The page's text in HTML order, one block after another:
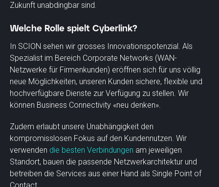
Zukunft unabdingbar sind.
Welche Rolle spielt Cyberlink?
In SCION sehen wir grosses Innovationspotenzial. Als
Spezialist im Bereich Corporate Networks (WAN-
Netzwerke für Firmenkunden) eröffnen sich für uns völlig
neue Möglichkeiten, unseren Kunden sichere, flexible und
hochverfügbare Dienste zur Verfügung zu stellen. Wir
können Business Connectivity «neu denken».
Zudem erlaubt unsere Unabhängigkeit den
kompromisslosen Fokus auf den Kundennutzen. Wir
verwenden die besten Verbindungen am jeweiligen
Standort, bauen die passende Netzwerkarchitektur und
betreiben die Services aus einer Hand als Single Point of